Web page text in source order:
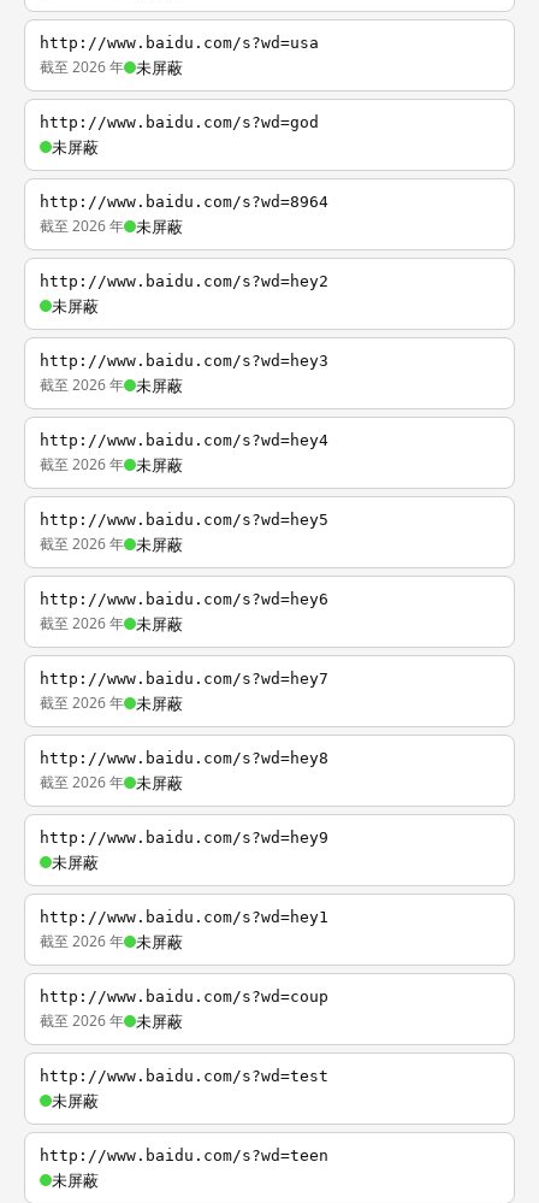
http://www.baidu.com/s?wd=usa
截至 2026 年 未屏蔽
http://www.baidu.com/s?wd=god
未屏蔽
http://www.baidu.com/s?wd=8964
截至 2026 年 未屏蔽
http://www.baidu.com/s?wd=hey2
未屏蔽
http://www.baidu.com/s?wd=hey3
截至 2026 年 未屏蔽
http://www.baidu.com/s?wd=hey4
截至 2026 年 未屏蔽
http://www.baidu.com/s?wd=hey5
截至 2026 年 未屏蔽
http://www.baidu.com/s?wd=hey6
截至 2026 年 未屏蔽
http://www.baidu.com/s?wd=hey7
截至 2026 年 未屏蔽
http://www.baidu.com/s?wd=hey8
截至 2026 年 未屏蔽
http://www.baidu.com/s?wd=hey9
未屏蔽
http://www.baidu.com/s?wd=hey1
截至 2026 年 未屏蔽
http://www.baidu.com/s?wd=coup
截至 2026 年 未屏蔽
http://www.baidu.com/s?wd=test
未屏蔽
http://www.baidu.com/s?wd=teen
未屏蔽